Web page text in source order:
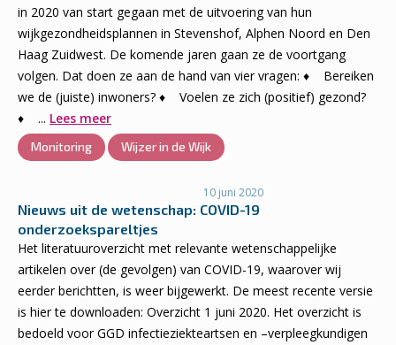
in 2020 van start gegaan met de uitvoering van hun
wijkgezondheidsplannen in Stevenshof, Alphen Noord en Den
Haag Zuidwest. De komende jaren gaan ze de voortgang
volgen. Dat doen ze aan de hand van vier vragen: ♦ Bereiken
we de (juiste) inwoners? ♦ Voelen ze zich (positief) gezond?
♦ ... Lees meer
Monitoring Wijzer in de Wijk
10 juni 2020
Nieuws uit de wetenschap: COVID-19
onderzoekspareltjes
Het literatuuroverzicht met relevante wetenschappelijke
artikelen over (de gevolgen) van COVID-19, waarover wij
eerder berichtten, is weer bijgewerkt. De meest recente versie
is hier te downloaden: Overzicht 1 juni 2020. Het overzicht is
bedoeld voor GGD infectieziekteartsen en –verpleegkundigen